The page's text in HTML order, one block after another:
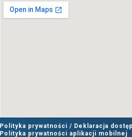
Polityka prywatności / Deklaracja
Polityka prywatności aplikacji mobilnej